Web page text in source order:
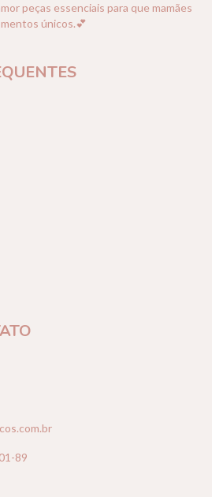
peças essenciais para que mamães
únicos.💕
89